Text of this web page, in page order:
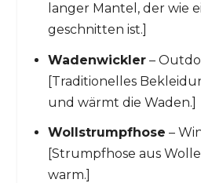
langer Mantel, der wie
geschnitten ist.]
Wadenwickler–
[Traditionelles
und wärmt die Waden.]
Wollstrumpfhose –
[Strumpfhose aus
warm.]